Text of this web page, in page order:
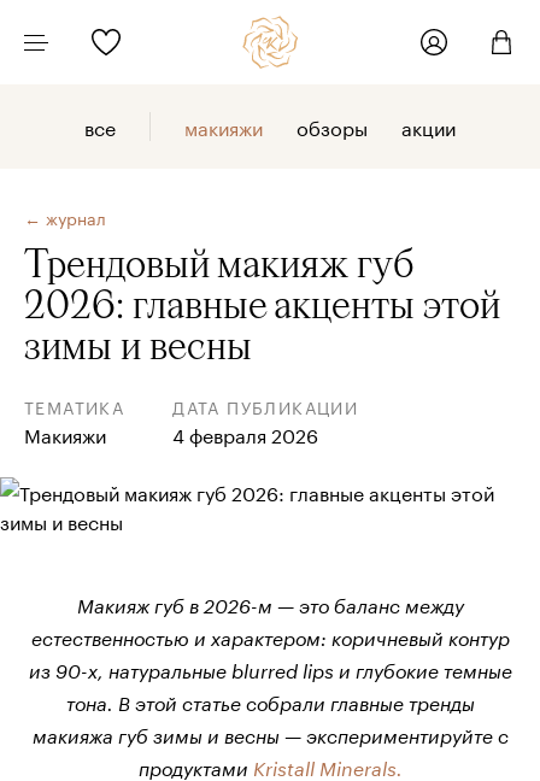
все макияжи обзоры акции
← журнал
Трендовый макияж губ
2026: главные акценты этой
зимы и весны
ТЕМАТИКА
Макияжи
ДАТА ПУБЛИКАЦИИ
4 февраля 2026
Макияж губ в 2026-м — это баланс между
естественностью и характером: коричневый контур
из 90-х, натуральные blurred lips и глубокие темные
тона. В этой статье собрали главные тренды
макияжа губ зимы и весны — экспериментируйте с
продуктами Kristall Minerals.